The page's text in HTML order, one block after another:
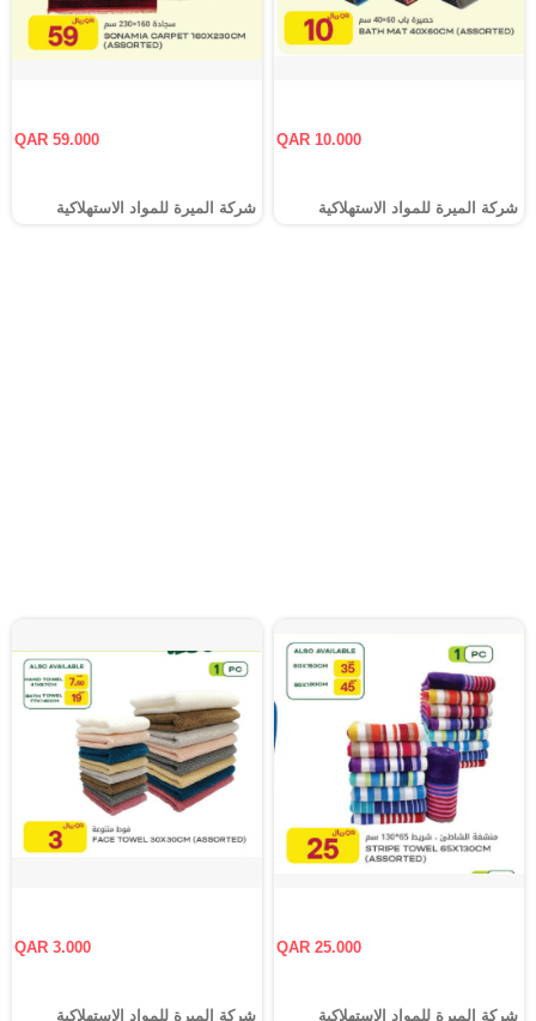
QAR 10.000
شركة الميرة للمواد الاستهلاكية
QAR 59.000
شركة الميرة للمواد الاستهلاكية
QAR 25.000
شركة الميرة للمواد الاستهلاكية
QAR 3.000
شركة الميرة للمواد الاستهلاكية